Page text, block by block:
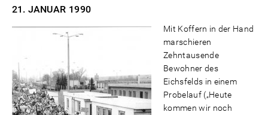
21. JANUAR 1990
Mit Koffern in der Hand
marschieren
Zehntausende
Bewohner des
Eichsfelds in einem
Probelauf („Heute
kommen wir noch